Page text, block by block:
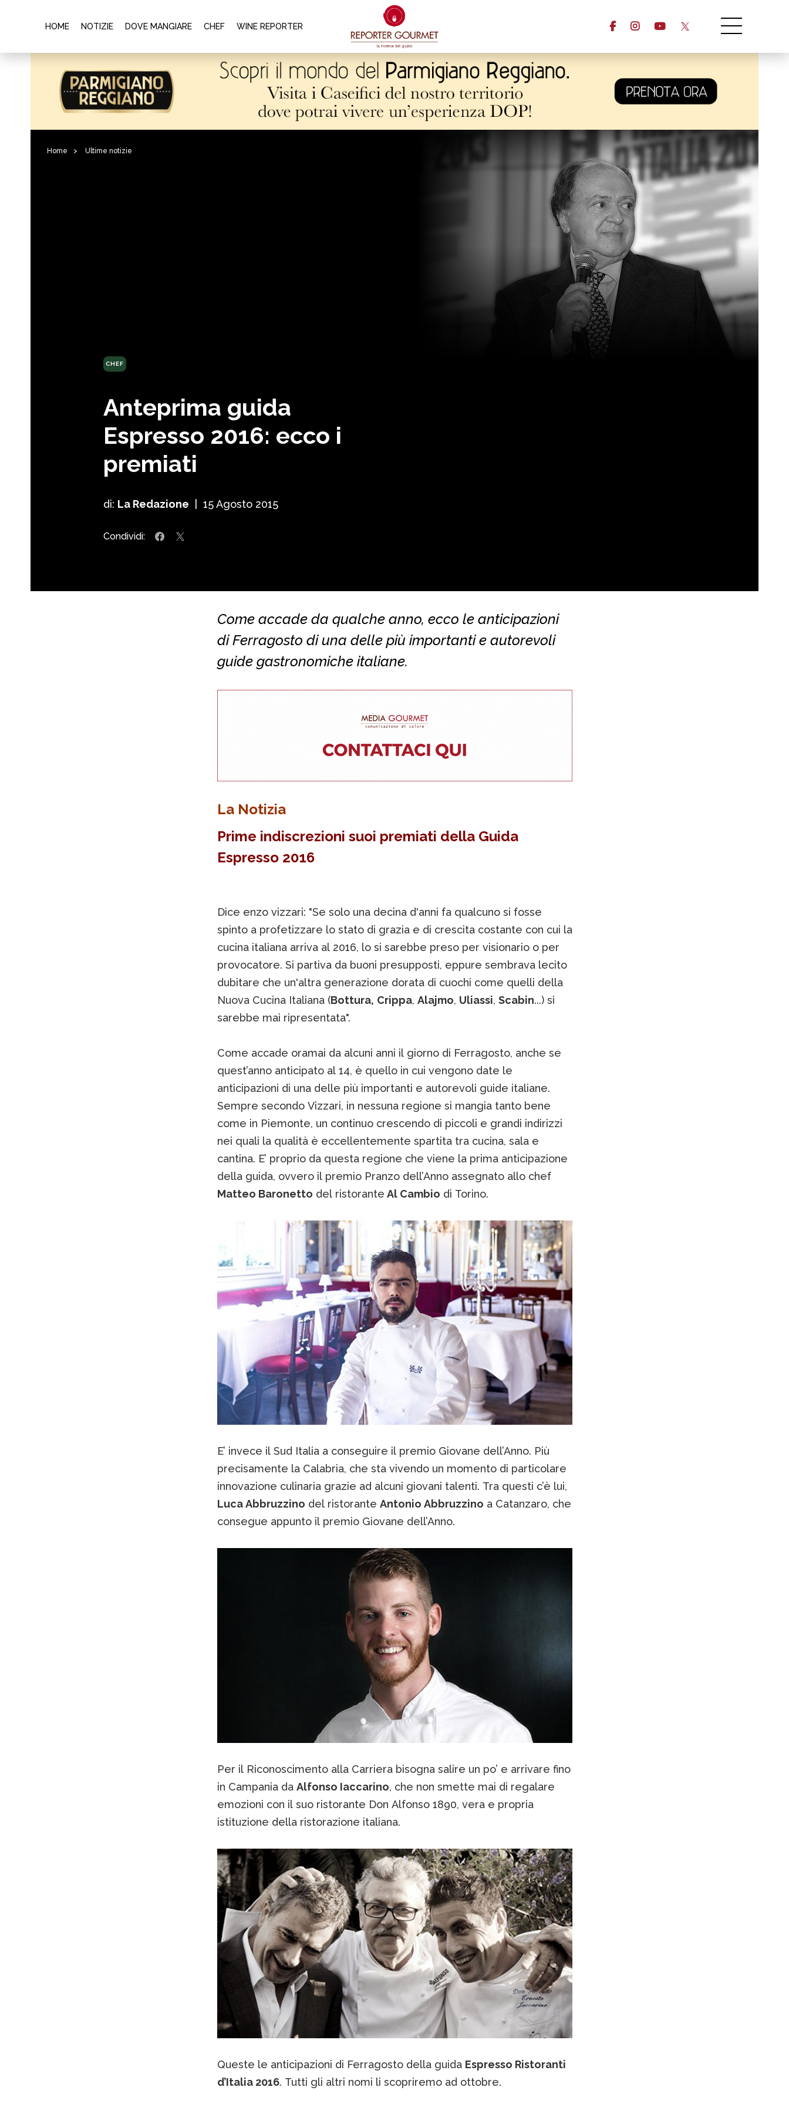
HOME NOTIZIE DOVE MANGIARE CHEF WINE REPORTER
Home > Ultime notizie
CHEF
Anteprima guida
Espresso 2016: ecco i
premiati
di: La Redazione 15 Agosto 2015
Condividi:
Come accade da qualche anno, ecco le anticipazioni
di Ferragosto di una delle più importanti e autorevoli
guide gastronomiche italiane.
La Notizia
Prime indiscrezioni suoi premiati della Guida
Espresso 2016
Dice enzo vizzari: "Se solo una decina d'anni fa qualcuno si fosse
spinto a profetizzare lo stato di grazia e di crescita costante con cui la
cucina italiana arriva al 2016, lo si sarebbe preso per visionario o per
provocatore. Si partiva da buoni presupposti, eppure sembrava lecito
dubitare che un'altra generazione dorata di cuochi come quelli della
Nuova Cucina Italiana (Bottura, Crippa, Alajmo, Uliassi, Scabin...) si
sarebbe mai ripresentata".
Come accade oramai da alcuni anni il giorno di Ferragosto, anche se
quest’anno anticipato al 14, è quello in cui vengono date le
anticipazioni di una delle più importanti e autorevoli guide italiane.
Sempre secondo Vizzari, in nessuna regione si mangia tanto bene
come in Piemonte, un continuo crescendo di piccoli e grandi indirizzi
nei quali la qualità è eccellentemente spartita tra cucina, sala e
cantina. E’ proprio da questa regione che viene la prima anticipazione
della guida, ovvero il premio Pranzo dell’Anno assegnato allo chef
Matteo Baronetto del ristorante Al Cambio di Torino.
E’ invece il Sud Italia a conseguire il premio Giovane dell’Anno. Più
precisamente la Calabria, che sta vivendo un momento di particolare
innovazione culinaria grazie ad alcuni giovani talenti. Tra questi c’è lui,
Luca Abbruzzino del ristorante Antonio Abbruzzino a Catanzaro, che
consegue appunto il premio Giovane dell’Anno.
Per il Riconoscimento alla Carriera bisogna salire un po’ e arrivare fino
in Campania da Alfonso Iaccarino, che non smette mai di regalare
emozioni con il suo ristorante Don Alfonso 1890, vera e propria
istituzione della ristorazione italiana.
Queste le anticipazioni di Ferragosto della guida Espresso Ristoranti
d’Italia 2016. Tutti gli altri nomi li scopriremo ad ottobre.